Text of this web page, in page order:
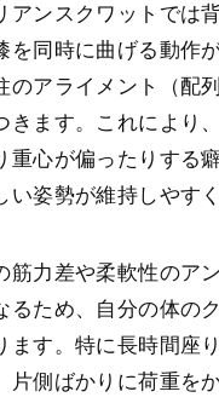
アンスクワットでは
を同時に曲げる動作
のアライメント（配
きます。これにより
重心が偏ったりする
い姿勢が維持しやす
筋力差や柔軟性のア
るため、自分の体の
ます。特に長時間座
片側ばかりに荷重を